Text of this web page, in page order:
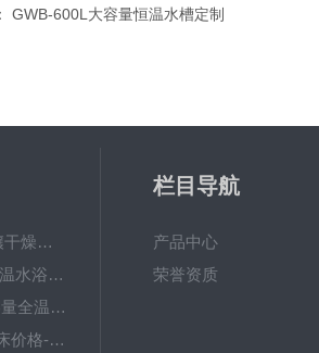
GWB-600L大容量恒温水槽定制
GWGP-6G土壤干燥柜-干燥箱/干燥机
W-201B数显恒温水浴锅哪个牌子好？--国旺仪器
ZWY-211B大容量全温摇床价格
TY-80A脱色摇床价格-大容量振荡器
栏目导航
产品中心
荣誉资质